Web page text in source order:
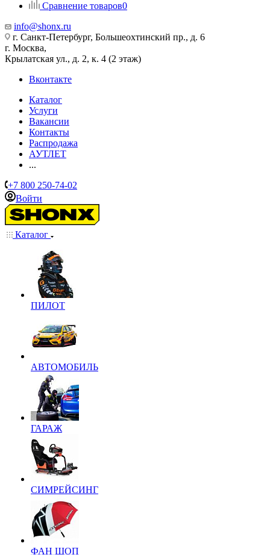
Сравнение товаров0
info@shonx.ru
г. Санкт-Петербург, Большеохтинский пр., д. 6
г. Москва,
Крылатская ул., д. 2, к. 4 (2 этаж)
Вконтакте
Каталог
Услуги
Вакансии
Контакты
Распродажа
АУТЛЕТ
...
+7 800 250-74-02
Войти
Каталог
ПИЛОТ
АВТОМОБИЛЬ
ГАРАЖ
СИМРЕЙСИНГ
ФАН ШОП